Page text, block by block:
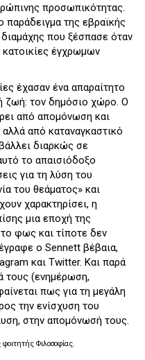
προσωπικότητας.
παράδειγμα της εβραϊκής
που ξέσπασε όταν
έγχρωμων
έχασαν ένα απαραίτητο
ζωή: τον δημόσιο χώρο. Ο
από απομόνωση και
από καταναγκαστικό
διαρκώς σε
το απαισιόδοξο
για τη λύση του
του θεάματος» και
χαρακτηρίσει, η
μια εποχή της
φως και τίποτε δεν
ο Sennett βέβαια,
και Twitter. Και παρά
τους (ενημέρωση,
πως για τη μεγάλη
την ενίσχυση του
στην απομόνωσή τους.
Φιλοσοφίας.